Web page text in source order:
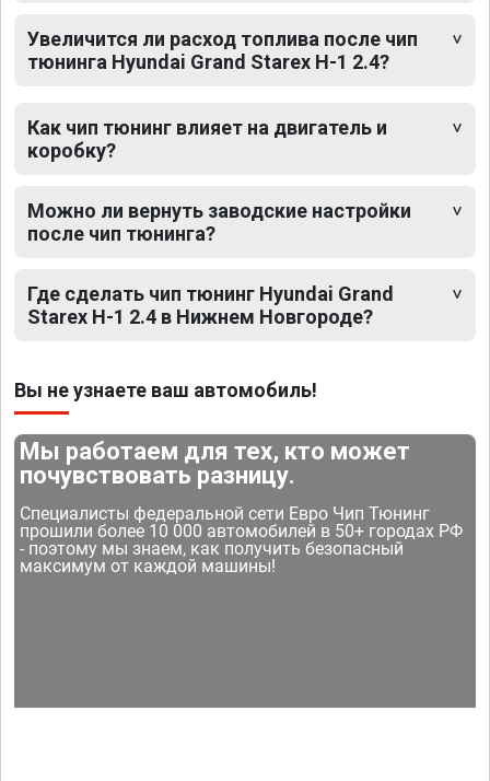
Увеличится ли расход топлива после чип
тюнинга Hyundai Grand Starex H-1 2.4?
Как чип тюнинг влияет на двигатель и
коробку?
Можно ли вернуть заводские настройки
после чип тюнинга?
Где сделать чип тюнинг Hyundai Grand
Starex H-1 2.4 в Нижнем Новгороде?
Вы не узнаете ваш автомобиль!
Мы работаем для тех, кто может
почувствовать разницу.
Специалисты федеральной сети Евро Чип Тюнинг
прошили более 10 000 автомобилей в 50+ городах РФ
- поэтому мы знаем, как получить безопасный
максимум от каждой машины!